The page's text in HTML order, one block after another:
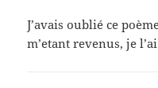
J’avais oublié ce
m’etant revenus, je